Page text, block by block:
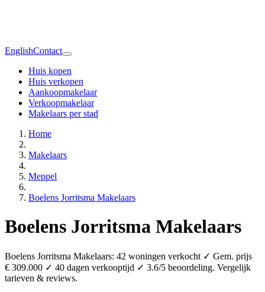
EnglishContact
Huis kopen
Huis verkopen
Aankoopmakelaar
Verkoopmakelaar
Makelaars per stad
Home
Makelaars
Meppel
Boelens Jorritsma Makelaars
Boelens Jorritsma Makelaars
Boelens Jorritsma Makelaars: 42 woningen verkocht ✓ Gem. prijs
€ 309.000 ✓ 40 dagen verkooptijd ✓ 3.6/5 beoordeling. Vergelijk
tarieven & reviews.